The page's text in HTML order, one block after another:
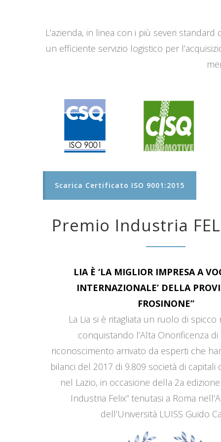
L’azienda, in linea con i più severi
un efficiente servizio logistico per
Scarica Certificato ISO 9001:2015
Premio Industria
LIA È ‘LA MIGLIOR IMPRESA A
INTERNAZIONALE’ DELLA
FROSINONE”
La Lia si è ritagliata un ruolo di
conquistando l’Alta Onorificenza di
riconoscimento arrivato da esperti che
bilanci del 2017 di 9.809 società di capitali
nel Lazio, in occasione della 2a
Industria Felix” tenutasi a Roma
dell’Università LUISS Guido